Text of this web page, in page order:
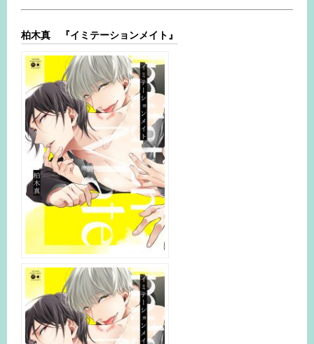
柏木真 『イミテーションメイト』